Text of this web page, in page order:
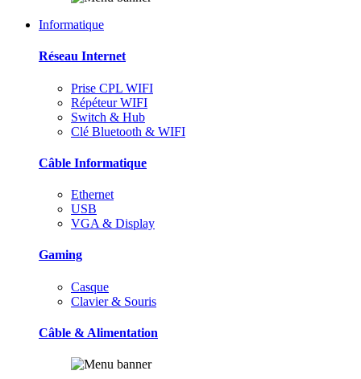
Informatique
Réseau Internet
Prise CPL WIFI
Répéteur WIFI
Switch & Hub
Clé Bluetooth & WIFI
Câble Informatique
Ethernet
USB
VGA & Display
Gaming
Casque
Clavier & Souris
Câble & Alimentation